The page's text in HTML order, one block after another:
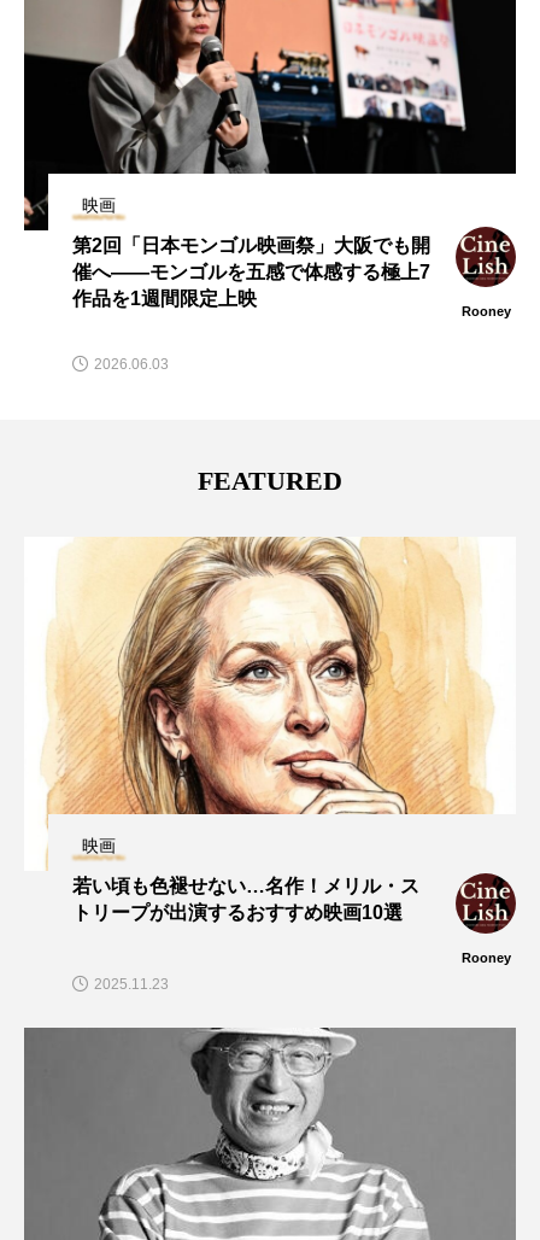
映画
トム・クルーズがギネス世界記録更新！
映画『ミッション：インポッシブル／デ
ッドレコニング・ファイナル』撮影の裏
Rooney
2025.06.08
FEATURED
映画
若い頃も色褪せない…名作！メリル・ス
トリープが出演するおすすめ映画10選
Rooney
2025.11.23